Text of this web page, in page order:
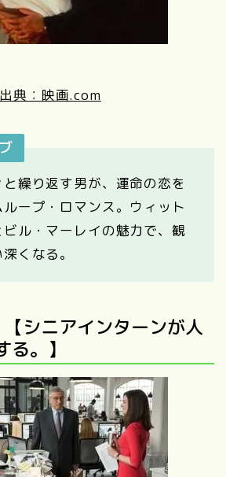
出典：映画.com
繰り返す男が、運命の恋を
ープ・ロマンス。ウィット
ル・マーレイの魅力で、観
くなる。
シニアインターンが人
。】